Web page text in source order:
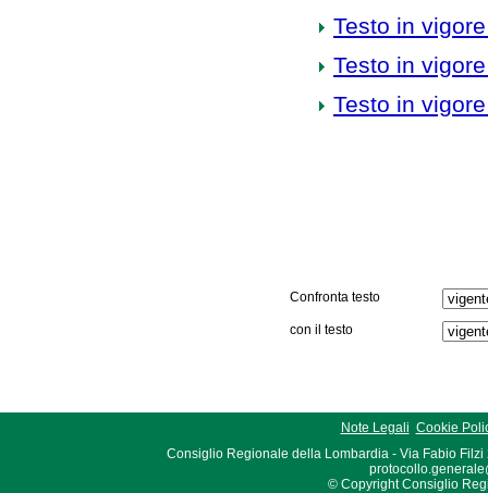
Testo in
Testo in
Testo in
Confronta testo
con il testo
Note Legali Cookie
Consiglio Regionale della Lombardia - Via Fabio Filzi
© Copyright Consiglio